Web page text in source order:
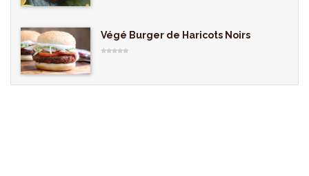
Végé Burger de Haricots Noirs